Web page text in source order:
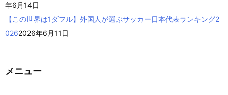
年6月14日
【この世界は1ダフル】外国人が選ぶサッカー日本代表ランキング2
0262026年6月11日
メニュー